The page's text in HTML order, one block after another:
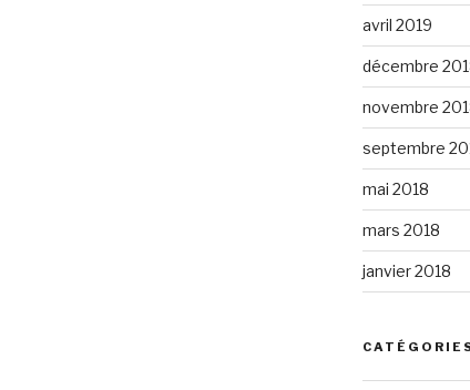
avril 2019
décembre
novembre
septembre
mai 2018
mars 2018
janvier 2018